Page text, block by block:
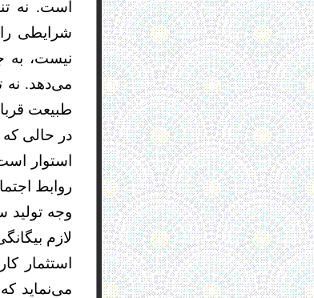
است. نه
شرایطی
نیست، به
می‌دهد. نه
طبیعت
در حالی
استوار
روابط
وجه تولید
لازم
استثمار
می‌نماید